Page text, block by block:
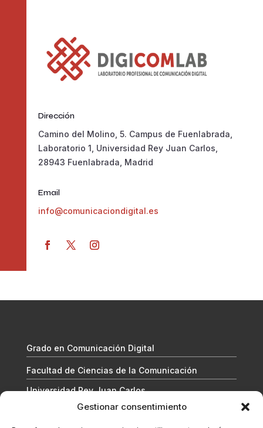
Gestionar consentimiento
Dirección
Camino del Molino, 5. Campus de Fuenlabrada,
Laboratorio 1, Universidad Rey Juan Carlos,
28943 Fuenlabrada, Madrid
Email
info@comunicaciondigital.es
Grado en Comunicación Digital
Facultad de Ciencias de la Comunicación
Universidad Rey Juan Carlos